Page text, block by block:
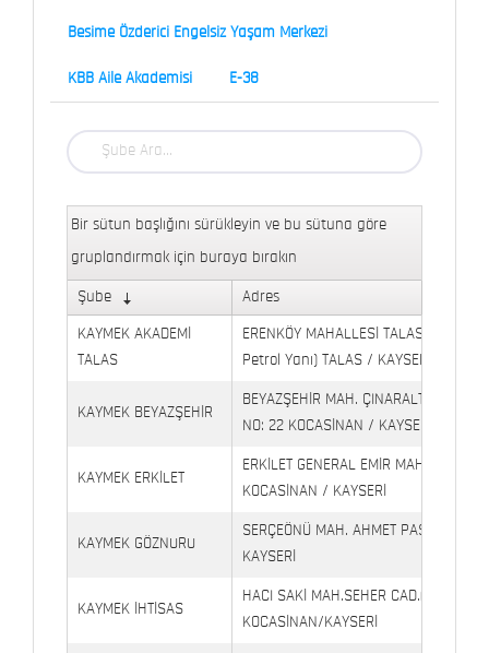
Besime Özderici Engelsiz Yaşam Merkezi
KBB Aile Akademisi E-38
Bir sütun başlığını sürükleyin ve bu sütuna göre
gruplandırmak için buraya bırakın
Şube Adres
KAYMEK AKADEMİ
TALAS
ERENKÖY MAHALLESİ TALAS
Petrol Yanı) TALAS / KAYSERİ
KAYMEK BEYAZŞEHİR
BEYAZŞEHİR MAH. ÇINARALTI
NO: 22 KOCASİNAN / KAYSERİ
KAYMEK ERKİLET
ERKİLET GENERAL EMİR MAH.
KOCASİNAN / KAYSERİ
KAYMEK GÖZNURU
SERÇEÖNÜ MAH. AHMET PAŞA CAD.
KAYSERİ
KAYMEK İHTİSAS
HACI SAKİ MAH.SEHER CAD.(6009
KOCASİNAN/KAYSERİ